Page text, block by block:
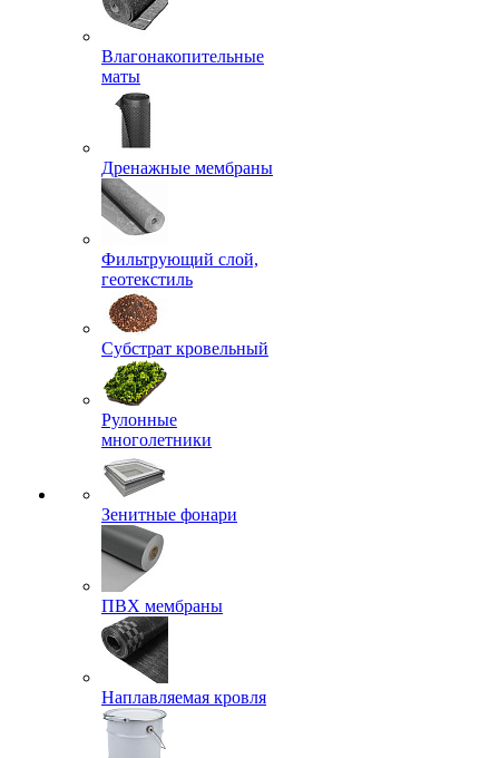
Влагонакопительные
маты
Дренажные мембраны
Фильтрующий слой,
геотекстиль
Субстрат кровельный
Рулонные
многолетники
Зенитные фонари
ПВХ мембраны
Наплавляемая кровля